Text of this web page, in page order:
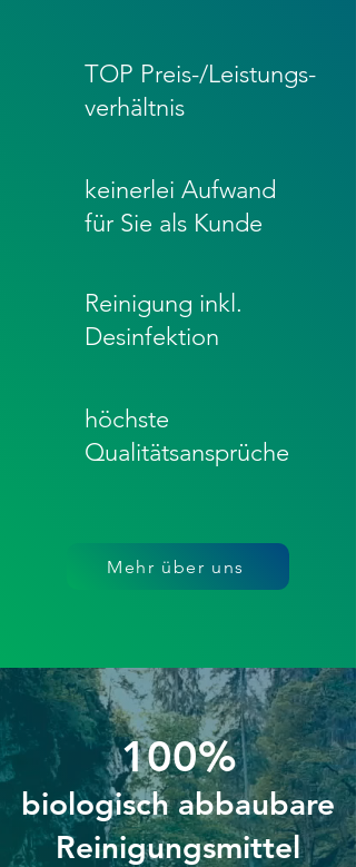
Mehr über uns
TOP Preis-/Leistungs-
verhältnis
keinerlei Aufwand
für Sie als Kunde
Reinigung inkl.
Desinfektion
höchste
Qualitätsansprüche
100%
biologisch abbaubare
Reinigungsmittel